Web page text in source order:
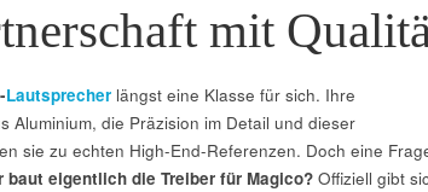
mit
Lautsprecherlängst eine Klasse für sich. Ihre
Aluminium, die Präzision im Detail und dieser
sie zu echten High-End-Referenzen. Doch eine
baut eigentlich die Treiber für Magico?Offiziell gibt